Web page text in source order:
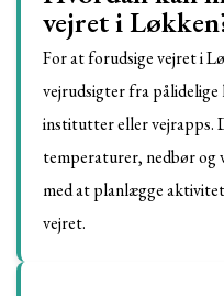
vejret i
For at forudsige vejret i
vejrudsigter fra
institutter eller vejrapps.
temperaturer, nedbør
med at planlægge
vejret.